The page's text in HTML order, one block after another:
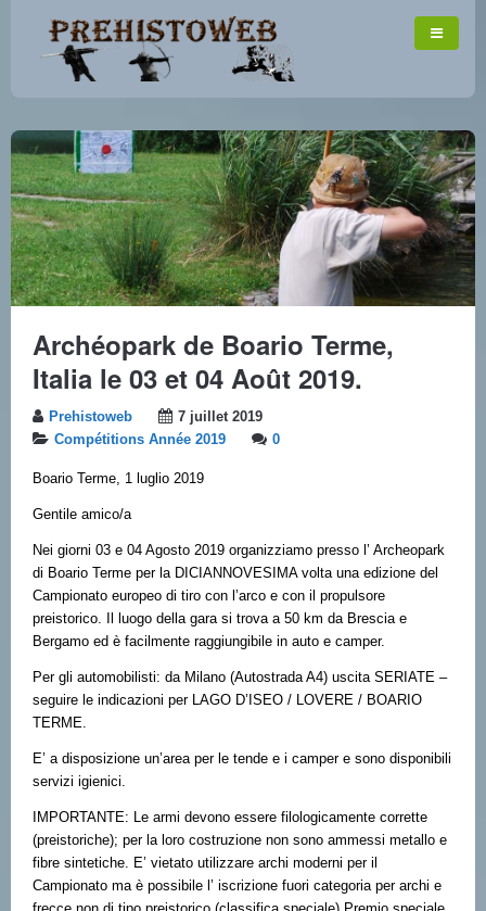
Archéopark de Boario Terme,
Italia le 03 et 04 Août 2019.
Prehistoweb
7 juillet 2019
Compétitions Année 2019
0
Boario Terme, 1 luglio 2019
Gentile amico/a
Nei giorni 03 e 04 Agosto 2019 organizziamo presso l’ Archeopark
di Boario Terme per la DICIANNOVESIMA volta una edizione del
Campionato europeo di tiro con l’arco e con il propulsore
preistorico. Il luogo della gara si trova a 50 km da Brescia e
Bergamo ed è facilmente raggiungibile in auto e camper.
Per gli automobilisti: da Milano (Autostrada A4) uscita SERIATE –
seguire le indicazioni per LAGO D’ISEO / LOVERE / BOARIO
TERME.
E’ a disposizione un’area per le tende e i camper e sono disponibili
servizi igienici.
IMPORTANTE: Le armi devono essere filologicamente corrette
(preistoriche); per la loro costruzione non sono ammessi metallo e
fibre sintetiche. E’ vietato utilizzare archi moderni per il
Campionato ma è possibile l’ iscrizione fuori categoria per archi e